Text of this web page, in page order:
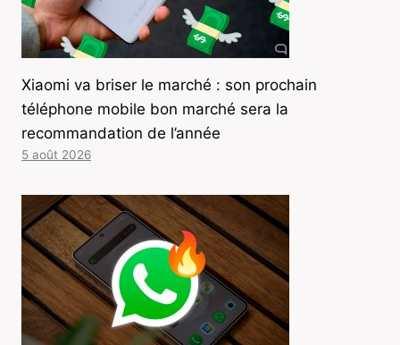
Xiaomi va briser le marché : son prochain
téléphone mobile bon marché sera la
recommandation de l’année
5 août 2026